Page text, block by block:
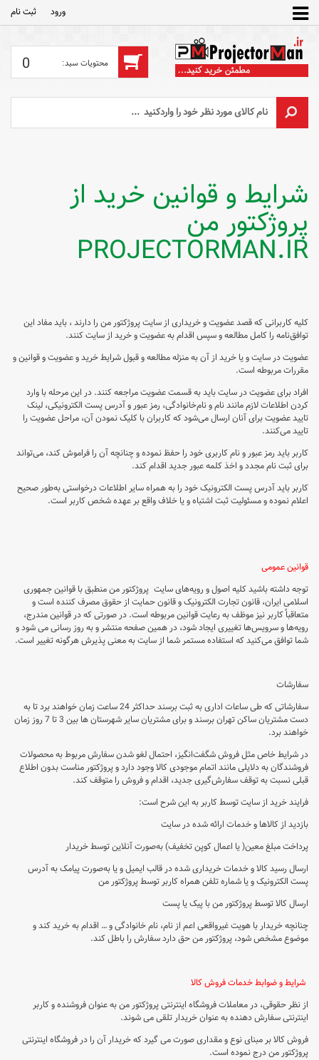
ورود ثبت‌ نام
0
شرایط و قوانین خرید از
پروژکتور من
PROJECTORMAN.IR
کلیه کاربرانی که قصد عضویت و خریداری از سایت پروژکتور من را دارند ، باید مفاد این
توافق‌نامه را کامل مطالعه و سپس اقدام به عضویت و خرید از سایت کنند.
عضویت در سایت و یا خرید از آن به منزله مطالعه و قبول شرایط خرید و عضویت و قوانین و
مقررات مربوطه است.
افراد برای عضویت در سایت باید به قسمت عضویت مراجعه کنند. در این مرحله با وارد
کردن اطلاعات لازم مانند نام و نام‌خانوادگی، رمز عبور و آدرس پست الکترونیکی، لینک
تایید عضویت برای آنان ارسال می‌شود که کاربران با کلیک نمودن آن، مراحل عضویت را
تایید می‌کنند.
کاربر باید رمز عبور و نام کاربری خود را حفظ نموده و چنانچه آن را فراموش کند، می‌تواند
برای ثبت نام مجدد و اخذ کلمه عبور جدید اقدام کند.
کاربر باید آدرس پست الکترونیک خود را به همراه سایر اطلاعات درخواستی به‌طور صحیح
اعلام نموده و مسئولیت ثبت اشتباه و یا خلاف واقع بر عهده شخص کاربر است.
قوانین عمومی
توجه داشته باشید کلیه اصول و رویه‏‌های سایت پروژکتور من منطبق با قوانین جمهوری
اسلامی ایران، قانون تجارت الکترونیک و قانون حمایت از حقوق مصرف کننده است و
متعاقباً کاربر نیز موظف به رعایت قوانین مربوطه است. در صورتی که در قوانین مندرج،
رویه‏‌ها و سرویس‏‌ها تغییری ایجاد شود، در همین صفحه منتشر و به روز رسانی می شود و
شما توافق می‏‌کنید که استفاده مستمر شما از سایت به معنی پذیرش هرگونه تغییر است.
سفارشات
سفارشاتی که طی ساعات اداری به ثبت برسند حداکثر 24 ساعت زمان خواهند برد تا به
دست مشتریان ساکن تهران برسند و برای مشتریان سایر شهرستان ها بین 3 تا 7 روز زمان
خواهند برد.
در شرایط خاص مثل فروش شگفت‌انگیز، احتمال لغو شدن سفارش مربوط به محصولات
فروشندگان به دلایلی مانند اتمام موجودی کالا وجود دارد و پروژکتور مناست بدون اطلاع
قبلی نسبت به توقف سفارش‌‏گیری جدید، اقدام و فروش را متوقف کند.
فرایند خرید از سایت توسط کاربر به این شرح است:
بازدید از کالاها و خدمات ارائه شده در سایت
پرداخت مبلغ معین( یا اعمال کوپن تخفیف) به‌صورت آنلاین توسط خریدار
ارسال رسید کالا و خدمات خریداری شده در قالب ایمیل و یا به‌صورت پیامک به آدرس
پست الکترونیک و یا شماره تلفن همراه کاربر توسط پروژکتور من
ارسال کالا توسط پروژکتور من با پیک یا پست
چنانچه خریدار با هویت غیرواقعی اعم از نام، نام خانوادگی و … اقدام به خرید کند و
موضوع مشخص شود، پروژکتور من حق دارد سفارش را باطل کند.
شرایط و ضوابط خدمات فروش کالا
از نظر حقوقی، در معاملات فروشگاه اینترنتی پروژکتور من به عنوان فروشنده و کاربر
اینترنتی سفارش دهنده به عنوان خریدار تلقی می شوند.
فروش کالا بر مبنای نوع و مقداری صورت می گیرد که خریدار آن را در فروشگاه اینترنتی
پروژکتور من درج نموده است.